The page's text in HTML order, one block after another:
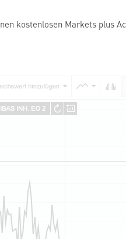
kostenlosen Markets plus